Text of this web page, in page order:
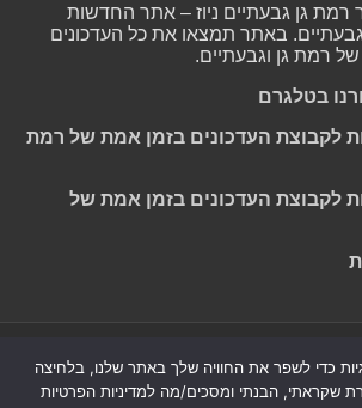
רמת גן גבעתיים ניוז – אתר החדשות
באתר תמצאו את כל העדכונים
רמת גן וגבעתיים.
בטלגרם
לקבוצת העדכונים בזמן אמת של רמת
לקבוצת העדכונים בזמן אמת של
כדי לשפר את החוויה שלך באתר שלנו, בלחיצה
שקראתי, הבנתי ומסכים/מה למדיניות הפרטיות